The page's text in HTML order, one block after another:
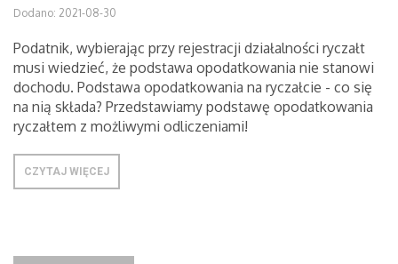
Dodano: 2021-08-30
Podatnik, wybierając przy rejestracji działalności ryczałt
musi wiedzieć, że podstawa opodatkowania nie stanowi
dochodu. Podstawa opodatkowania na ryczałcie - co się
na nią składa? Przedstawiamy podstawę opodatkowania
ryczałtem z możliwymi odliczeniami!
CZYTAJ WIĘCEJ